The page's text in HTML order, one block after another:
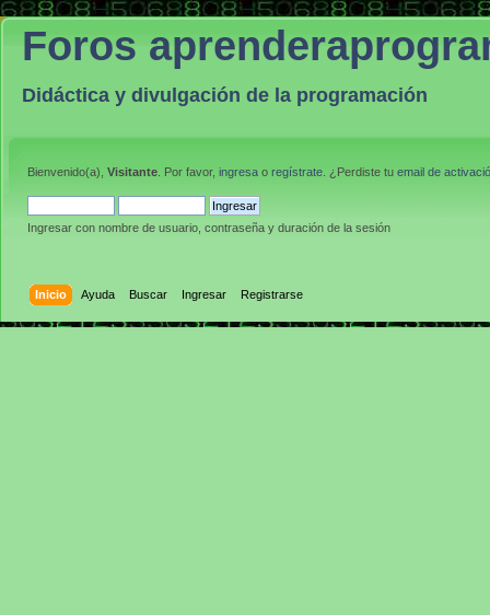
Foros
Didáctica y divulgación de la programación
Bienvenido(a), Visitante . Por favor, ingresa o regístrate . ¿Perdiste tu email de
Ingresar con nombre de usuario, contraseña y duración de la sesión
Inicio Ayuda Buscar Ingresar Registrarse